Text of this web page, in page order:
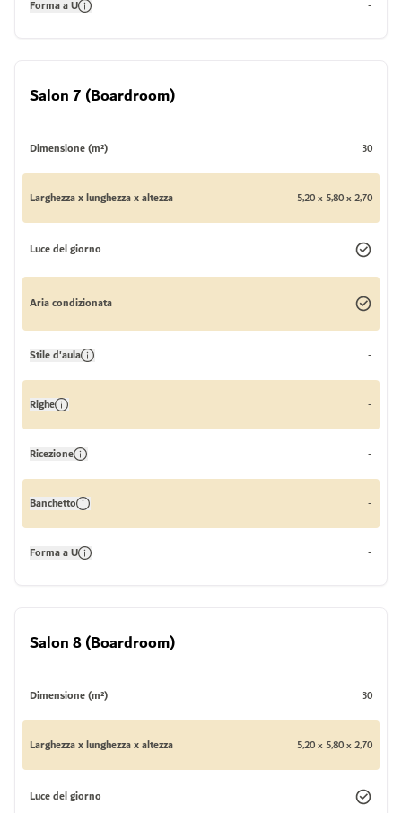
Forma a U -
Salon 7 (Boardroom)
Dimensione (m²) 30
Larghezza x lunghezza x altezza 5,20 x 5,80 x 2,70
Luce del giorno
Aria condizionata
Stile d'aula -
Righe -
Ricezione -
Banchetto -
Forma a U -
Salon 8 (Boardroom)
Dimensione (m²) 30
Larghezza x lunghezza x altezza 5,20 x 5,80 x 2,70
Luce del giorno